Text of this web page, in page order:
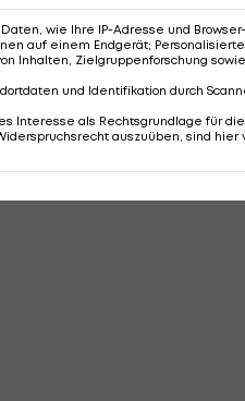
wie Ihre IP-Adresse und
auf einem Endgerät;
Inhalten, Zielgruppenforschung
und Identifikation durch
Interesse als Rechtsgrundlage für die
auszuüben, sind hier